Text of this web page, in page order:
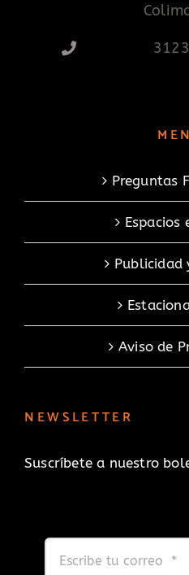
Preguntas
Espacios
Publicidad
Aviso de
NEWSLETTER
Suscríbete a nuestro